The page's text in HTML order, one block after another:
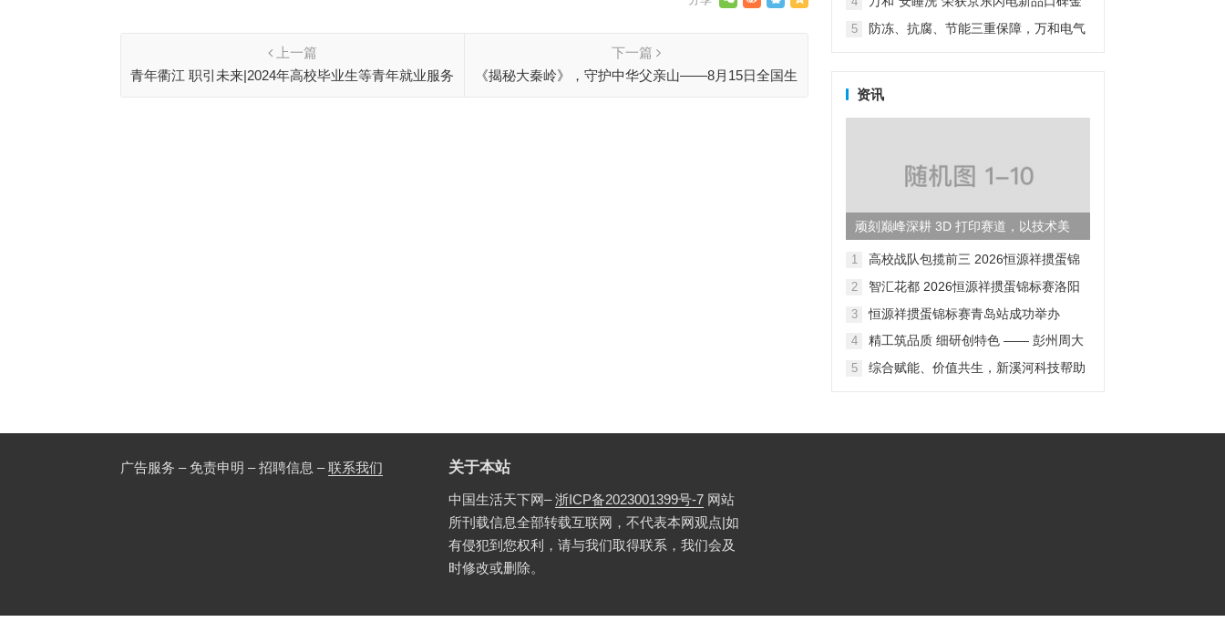
上一篇
青年衢江 职引未来|2024年高校毕业生等青年就业服务
下一篇
《揭秘大秦岭》，守护中华父亲山——8月15日全国生
5
防冻、抗腐、节能三重保障，万和电气
资讯
顽刻巅峰深耕 3D 打印赛道，以技术美
学重构国货鞋履产业新格...
1
高校战队包揽前三 2026恒源祥掼蛋锦
2
智汇花都 2026恒源祥掼蛋锦标赛洛阳
3 恒源祥掼蛋锦标赛青岛站成功举办
4
精工筑品质 细研创特色 —— 彭州周大
5
综合赋能、价值共生，新溪河科技帮助
广告服务 – 免责申明 – 招聘信息 –联系我们 关于本站
中国生活天下网–浙ICP备2023001399号-7 网站
所刊载信息全部转载互联网，不代表本网观点|如
有侵犯到您权利，请与我们取得联系，我们会及
时修改或删除。